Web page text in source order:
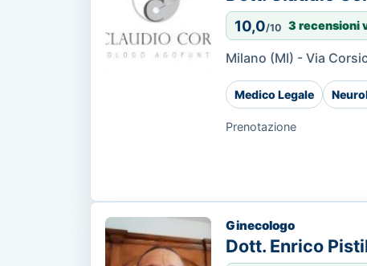
10,0/10 3 recensioni
Milano (MI) - Via
Medico Legale
Prenotazione
Ginecologo
Dott. Enrico